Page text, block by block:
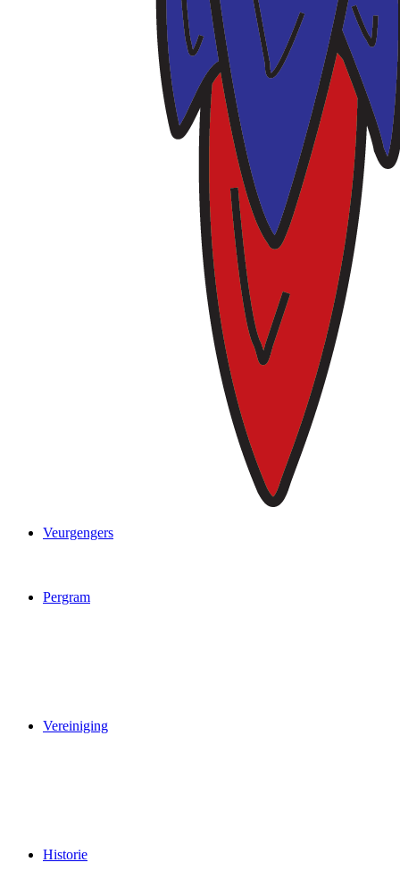
Veurgengers
Pergram
Vereiniging
Historie